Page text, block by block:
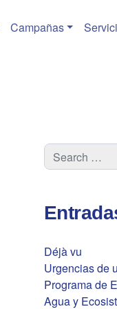
Campañas
Déjà vu
Urgencias de
Programa de
Agua y